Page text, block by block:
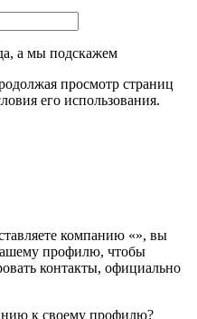
а мы подскажем
просмотр страниц
его использования.
компанию «», вы
профилю, чтобы
контакты, официально
к своему профилю?